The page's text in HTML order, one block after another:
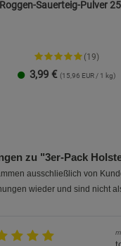
Roggen-Sauerteig-Pulver
(19)
3,99 € (15,96 EUR / 1 kg)
zu "3er-Pack
ausschließlich von
wieder und sind nicht